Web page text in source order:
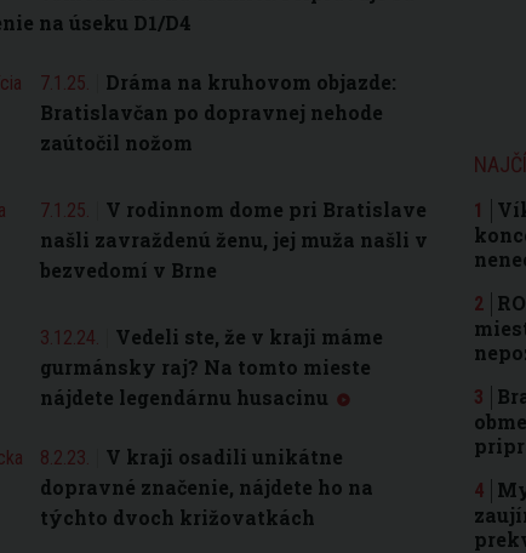
na úseku D1/D4
7.1.25.
Dráma na kruhovom objazde:
Bratislavčan po dopravnej nehode
zaútočil nožom
7.1.25.
V rodinnom dome pri Bratislave
našli zavraždenú ženu, jej muža našli v
bezvedomí v Brne
3.12.24.
Vedeli ste, že v kraji máme
gurmánsky raj? Na tomto mieste
nájdete legendárnu husacinu
8.2.23.
V kraji osadili unikátne
dopravné značenie, nájdete ho na
týchto dvoch križovatkách